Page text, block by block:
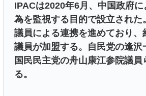
IPACは2020年6月、中国政府
為を監視する目的で設立された
議員による連携を進めており、
議員が加盟する。自民党の逢沢
国民民主党の舟山康江参院議
る。